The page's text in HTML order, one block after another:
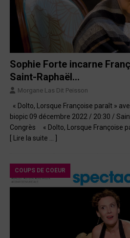
Sophie Forte incarne
Saint-Raphaël…
Morgane Las Dit Peisson
« Dolto, Lorsque Françoise paraît »
biopic 09 décembre 2022 / 20:30 /
Congrès « Dolto, Lorsque Françoise
[ Lire la suite … ]
COUPS DE COEUR